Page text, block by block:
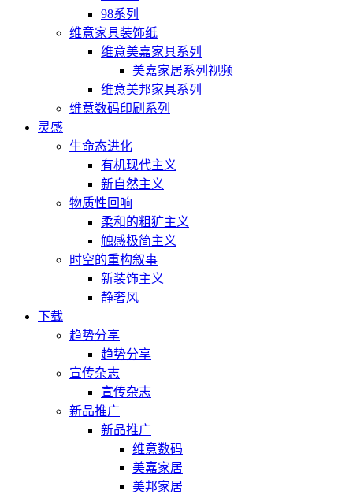
98系列
维意家具装饰纸
维意美嘉家具系列
美嘉家居系列视频
维意美邦家具系列
维意数码印刷系列
灵感
生命态进化
有机现代主义
新自然主义
物质性回响
柔和的粗犷主义
触感极简主义
时空的重构叙事
新装饰主义
静奢风
下载
趋势分享
趋势分享
宣传杂志
宣传杂志
新品推广
新品推广
维意数码
美嘉家居
美邦家居